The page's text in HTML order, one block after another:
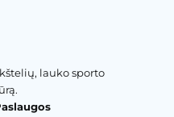
lauko sporto